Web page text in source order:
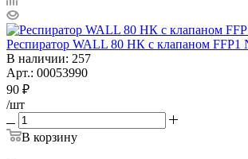
Респиратор WALL 80 НК с клапаном FFP1
В наличии: 257
Арт.: 00053990
90 ₽
/шт
В корзину